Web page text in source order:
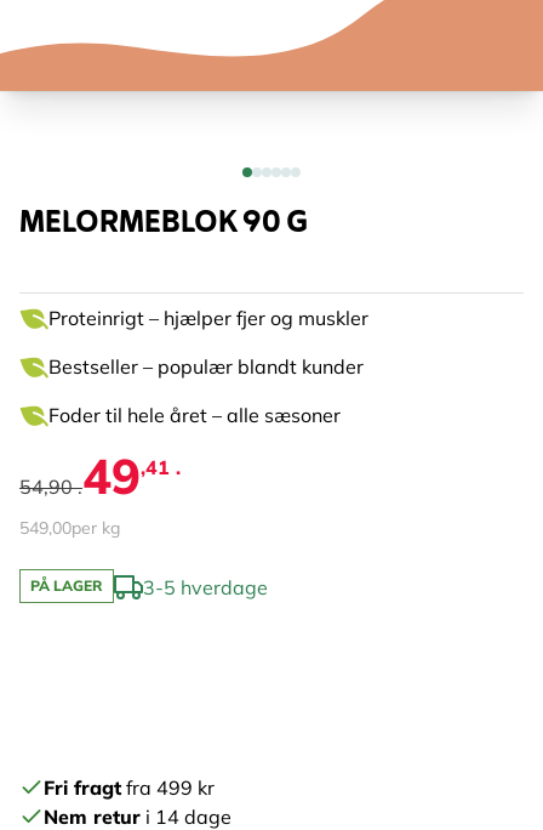
MELORMEBLOK 90 G
Proteinrigt – hjælper fjer og muskler
Bestseller – populær blandt kunder
Foder til hele året – alle sæsoner
54,90 .49,41 .
549,00per kg
PÅ LAGER 3-5 hverdage
Fri fragtfra 499 kr
Nem retur i 14 dage